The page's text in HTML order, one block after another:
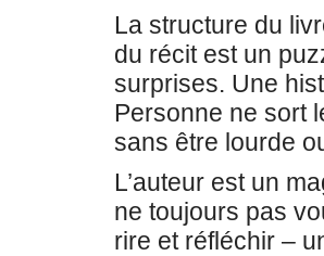
La structure du
du récit est un
surprises. Une
Personne ne sort
sans être lourde
L’auteur est un
ne toujours pas
rire et réfléchir –